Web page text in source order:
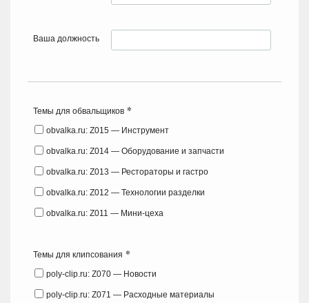
Ваша должность
Темы для обвальщиков *
obvalka.ru: Z015 — Инструмент
obvalka.ru: Z014 — Оборудование и запчасти
obvalka.ru: Z013 — Рестораторы и гастро
obvalka.ru: Z012 — Технологии разделки
obvalka.ru: Z011 — Мини-цеха
Темы для клипсования *
poly-clip.ru: Z070 — Новости
poly-clip.ru: Z071 — Расходные материалы